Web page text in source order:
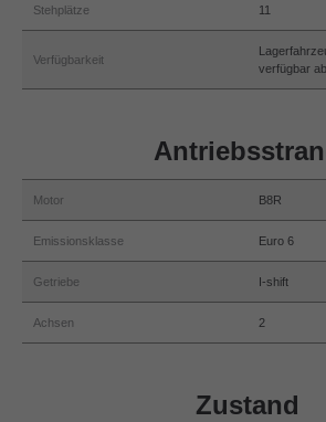
Stehplätze 11
Verfügbarkeit
verfügbar
Motor B8R
Emissionsklasse Euro 6
Getriebe I-shift
Achsen 2
Zustand